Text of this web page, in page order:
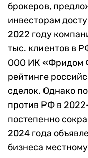
брокеров,
инвесторам
2022 году
тыс. клиентов в
ООО ИК «Фридом
рейтинге
сделок. Однако
против РФ в
постепенно
2024 года
бизнеса